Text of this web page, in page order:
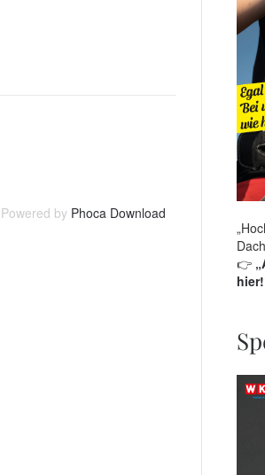
Powered by Phoca Download
👉